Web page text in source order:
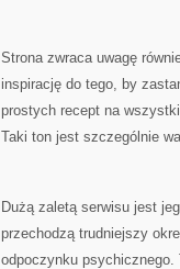
Strona zwraca uwagę
inspirację do tego, by
prostych recept na
Taki ton jest szczególnie
Dużą zaletą serwisu jest
przechodzą trudniejszy
odpoczynku